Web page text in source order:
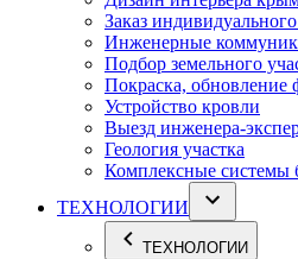
Заказ
Инженерные
Подбор земельного
Покраска, обновление
Устройство кровли
Выезд инженера-
Геология участка
Комплексные системы
ТЕХНОЛОГИИ
ТЕХНОЛОГИИ